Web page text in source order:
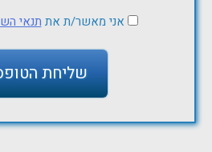
אני מאשר/ת את תנאי